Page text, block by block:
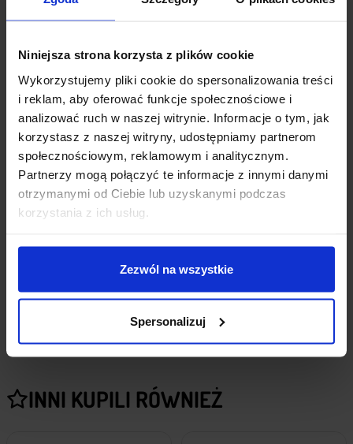
Niniejsza strona korzysta z plików cookie
Wykorzystujemy pliki cookie do spersonalizowania treści
i reklam, aby oferować funkcje społecznościowe i
analizować ruch w naszej witrynie. Informacje o tym, jak
korzystasz z naszej witryny, udostępniamy partnerom
społecznościowym, reklamowym i analitycznym.
Partnerzy mogą połączyć te informacje z innymi danymi
otrzymanymi od Ciebie lub uzyskanymi podczas
korzystania z ich usług.
Zezwól na wszystkie
Spersonalizuj
4x Dystans sześciokątny M2,5×10 do montowania płytki
PCB
PCB
8x Nakrętka M2,5 do montowania płytki PCB
Szablon montażowy
Wymiary obudowy
Instrukcja Instalatora
DOSTAWA
INNI KUPILI RÓWNIEŻ